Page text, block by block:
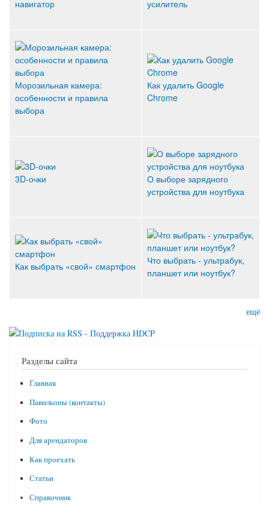
навигатор
усилитель
Морозильная камера:
особенности и правила
выбора
Как удалить Google
Chrome
3D-очки
О выборе зарядного
устройства для ноутбука
Как выбрать «свой» смартфон
Что выбрать - ультрабук,
планшет или ноутбук?
ещё
Разделы сайта
Главная
Павильоны (контакты)
Фото
Для арендаторов
Как проехать
Статьи
Справочник